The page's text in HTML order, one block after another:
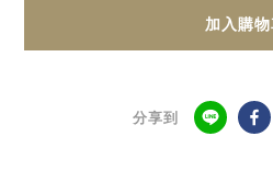
加入購
分享到